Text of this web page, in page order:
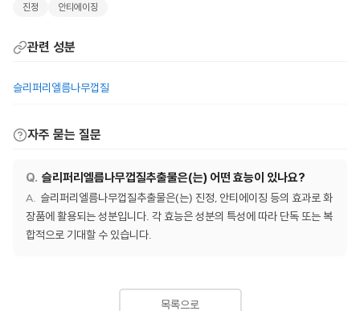
진정 안티에이징
관련 성분
슬리퍼리엘름나무껍질
자주 묻는 질문
슬리퍼리엘름나무껍질추출물은(는) 어떤 효능이 있나요?
슬리퍼리엘름나무껍질추출물은(는) 진정, 안티에이징 등의 효과로 화
장품에 활용되는 성분입니다. 각 효능은 성분의 특성에 따라 단독 또는 복
합적으로 기대할 수 있습니다.
목록으로